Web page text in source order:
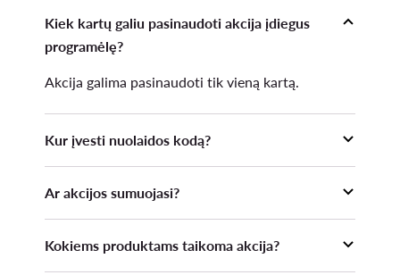
Kiek kartų galiu pasinaudoti akcija įdiegus
programėlę?
Akcija galima pasinaudoti tik vieną kartą.
Kur įvesti nuolaidos kodą?
Užsakymą Krepšelio skiltyje ir paspaudus
Ar akcijos sumuojasi?
Organizatoriaus vykdomomis akcijomis,
Kokiems produktams taikoma akcija?